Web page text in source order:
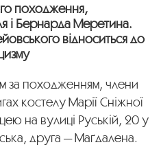
походження,
і Бернарда Меретина.
відноситься до
за походженням, члени
костелу Марії Сніжної
на вулиці Руській, 20 у
друга — Маґдалена.